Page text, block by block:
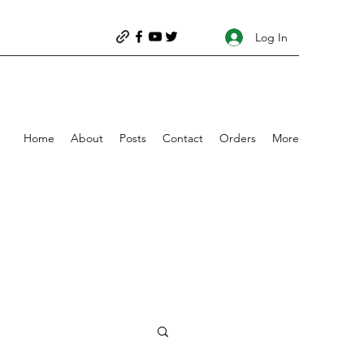
Log In
Home About Posts Contact Orders More